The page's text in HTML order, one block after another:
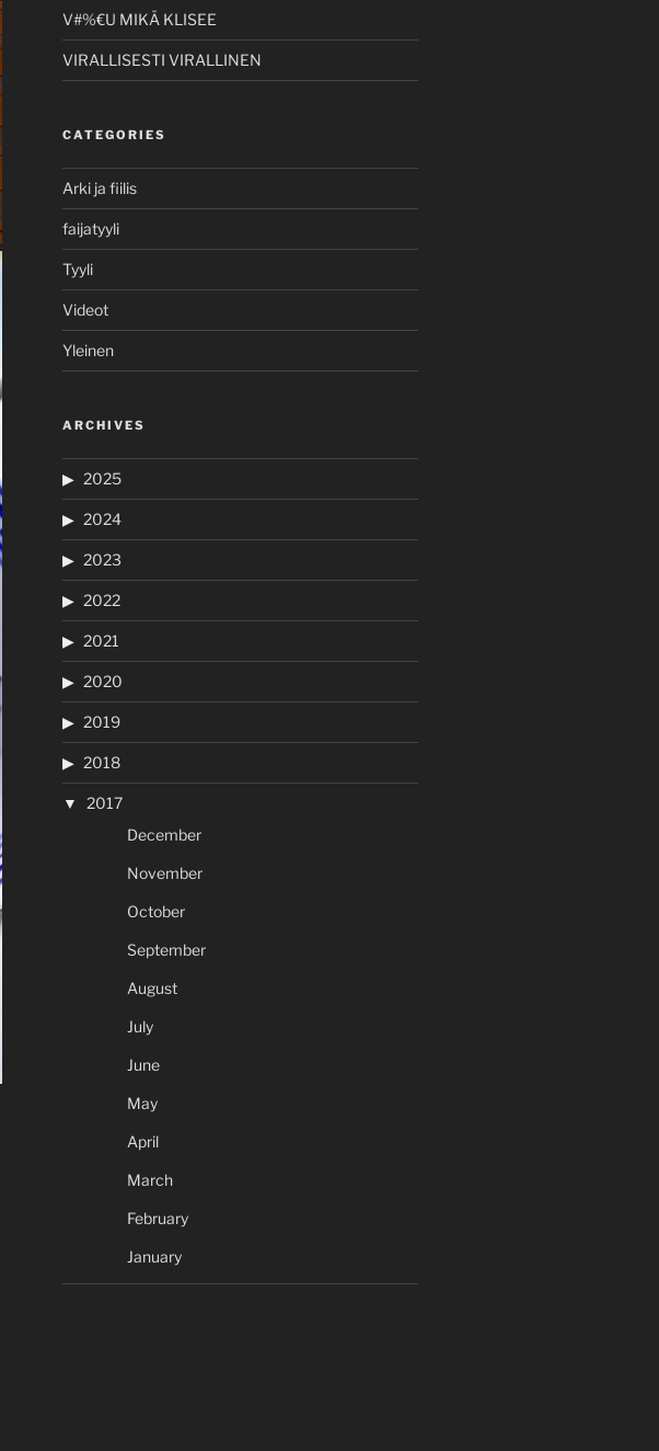
V#%€U MIKÄ KLISEE
VIRALLISESTI VIRALLINEN
CATEGORIES
Arki ja fiilis
faijatyyli
Tyyli
Videot
Yleinen
ARCHIVES
2025
2024
2023
2022
2021
2020
2019
2018
2017
December
November
October
September
August
July
June
May
April
March
February
January